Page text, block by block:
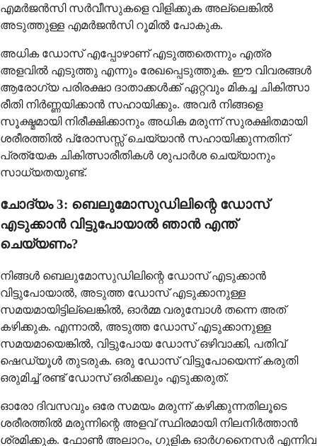
എമർജൻസി സർവീസുകളെ വിളിക്കുക അല്ലെങ്കിൽ
അടുത്തുള്ള എമർജൻസി റൂമിൽ പോകുക.
അധിക ഡോസ് എപ്പോഴാണ് എടുത്തതെന്നും എത്ര
അളവിൽ എടുത്തു എന്നും രേഖപ്പെടുത്തുക. ഈ വിവരങ്ങൾ
ആരോഗ്യ പരിരക്ഷാ ദാതാക്കൾക്ക് ഏറ്റവും മികച്ച ചികിത്സാ
രീതി നിർണ്ണയിക്കാൻ സഹായിക്കും. അവർ നിങ്ങളെ
സൂക്ഷ്മമായി നിരീക്ഷിക്കാനും അധിക മരുന്ന് സുരക്ഷിതമായി
ശരീരത്തിൽ പ്രോസസ്സ് ചെയ്യാൻ സഹായിക്കുന്നതിന്
പ്രത്യേക ചികിത്സാരീതികൾ ശുപാർശ ചെയ്യാനും
സാധ്യതയുണ്ട്.
ചോദ്യം 3: ബെലുമോസുഡിലിന്റെ ഡോസ്
എടുക്കാൻ വിട്ടുപോയാൽ ഞാൻ എന്ത്
ചെയ്യണം?
നിങ്ങൾ ബെലുമോസുഡിലിന്റെ ഡോസ് എടുക്കാൻ
വിട്ടുപോയാൽ, അടുത്ത ഡോസ് എടുക്കാനുള്ള
സമയമായിട്ടില്ലെങ്കിൽ, ഓർമ്മ വരുമ്പോൾ തന്നെ അത്
കഴിക്കുക. എന്നാൽ, അടുത്ത ഡോസ് എടുക്കാനുള്ള
സമയമായെങ്കിൽ, വിട്ടുപോയ ഡോസ് ഒഴിവാക്കി, പതിവ്
ഷെഡ്യൂൾ തുടരുക. ഒരു ഡോസ് വിട്ടുപോയെന്ന് കരുതി
ഒരുമിച്ച് രണ്ട് ഡോസ് ഒരിക്കലും എടുക്കരുത്.
ഓരോ ദിവസവും ഒരേ സമയം മരുന്ന് കഴിക്കുന്നതിലൂടെ
ശരീരത്തിൽ മരുന്നിന്റെ അളവ് സ്ഥിരമായി നിലനിർത്താൻ
ശ്രമിക്കുക. ഫോൺ അലാറം, ഗുളിക ഓർഗനൈസർ എന്നിവ